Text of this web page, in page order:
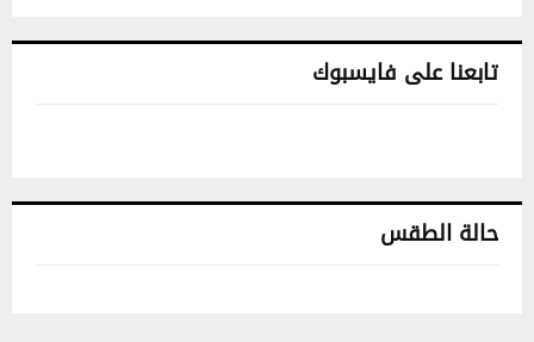
تابعنا على فايسبوك
حالة الطقس